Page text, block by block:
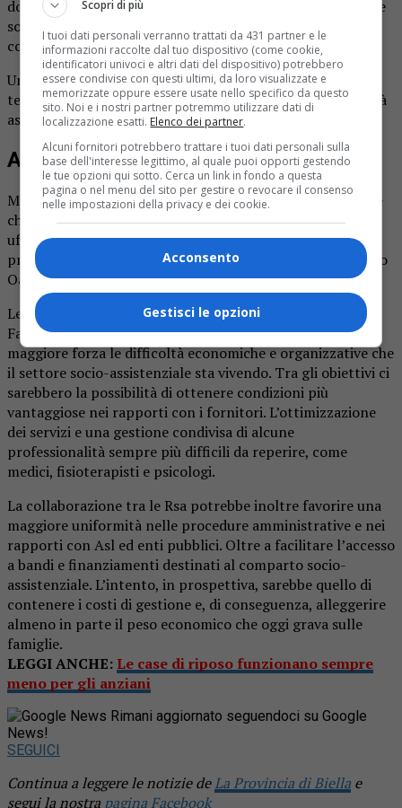
domanda semplice e diretta: «Cifre che possono sostenere
solo famiglie benestanti o con molti risparmi. E gli altri,
cosa fanno? Questa è la sfida dell’oggi».
Una sfida che è stata raccolta da 14 delle 15 Rsa del
territorio, che hanno deciso di dare vita a una nuova realtà
associativa: Arbi, acronimo di Associazione Rsa Biellesi.
A breve la presentazione ufficiale
Massimo riserbo, per il momento, da parte delle strutture
che hanno aderito al progetto. La cui presentazione
ufficiale è prevista nel corso di una conferenza stampa in
programma mercoledì 3 giugno alle 15 nella casa di riposo
Oasi di Chiavazza.
Le finalità dell’associazione, tuttavia, appaiono già chiare.
Fare rete può consentire alle strutture di affrontare con
maggiore forza le difficoltà economiche e organizzative che
il settore socio-assistenziale sta vivendo. Tra gli obiettivi ci
sarebbero la possibilità di ottenere condizioni più
vantaggiose nei rapporti con i fornitori. L’ottimizzazione
dei servizi e una gestione condivisa di alcune
professionalità sempre più difficili da reperire, come
medici, fisioterapisti e psicologi.
La collaborazione tra le Rsa potrebbe inoltre favorire una
maggiore uniformità nelle procedure amministrative e nei
rapporti con Asl ed enti pubblici. Oltre a facilitare l’accesso
a bandi e finanziamenti destinati al comparto socio-
assistenziale. L’intento, in prospettiva, sarebbe quello di
contenere i costi di gestione e, di conseguenza, alleggerire
almeno in parte il peso economico che oggi grava sulle
famiglie.
LEGGI ANCHE: Le case di riposo funzionano sempre
meno per gli anziani
Rimani aggiornato seguendoci su Google
News!
SEGUICI
Continua a leggere le notizie deLa Provincia di Biella e
segui la nostra pagina Facebook
Scopri di più
I tuoi dati personali verranno trattati da 431 partner e le
informazioni raccolte dal tuo dispositivo (come cookie,
identificatori univoci e altri dati del dispositivo) potrebbero
essere condivise con questi ultimi, da loro visualizzate e
memorizzate oppure essere usate nello specifico da questo
sito. Noi e i nostri partner potremmo utilizzare dati di
localizzazione esatti. Elenco dei partner.
Alcuni fornitori potrebbero trattare i tuoi dati personali sulla
base dell'interesse legittimo, al quale puoi opporti gestendo
le tue opzioni qui sotto. Cerca un link in fondo a questa
pagina o nel menu del sito per gestire o revocare il consenso
nelle impostazioni della privacy e dei cookie.
Acconsento
Gestisci le opzioni